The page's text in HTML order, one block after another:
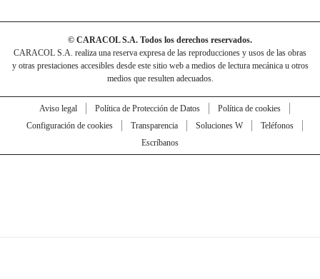
© CARACOL S.A. Todos los derechos reservados.
CARACOL S.A. realiza una reserva expresa de las reproducciones y usos de las obras
y otras prestaciones accesibles desde este sitio web a medios de lectura mecánica u otros
medios que resulten adecuados.
Aviso legal Política de Protección de Datos
Política de cookies
Configuración de cookies
Transparencia Soluciones W
Teléfonos
Escríbanos